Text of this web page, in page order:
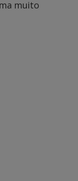
muito